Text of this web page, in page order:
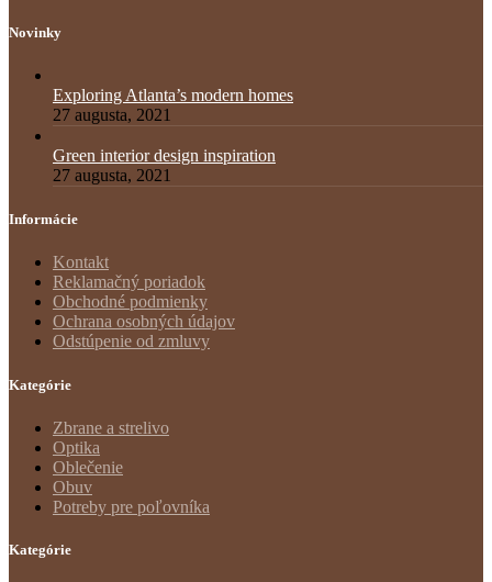
Novinky
Exploring Atlanta’s modern homes
27 augusta, 2021
Green interior design inspiration
27 augusta, 2021
Informácie
Kontakt
Reklamačný poriadok
Obchodné podmienky
Ochrana osobných údajov
Odstúpenie od zmluvy
Kategórie
Zbrane a strelivo
Optika
Oblečenie
Obuv
Potreby pre poľovníka
Kategórie